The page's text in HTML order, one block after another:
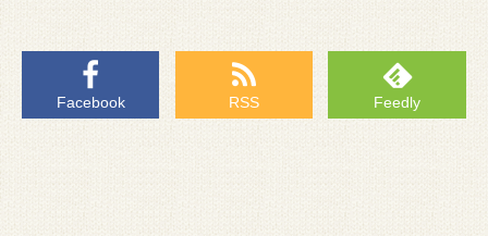
Facebook RSS Feedly